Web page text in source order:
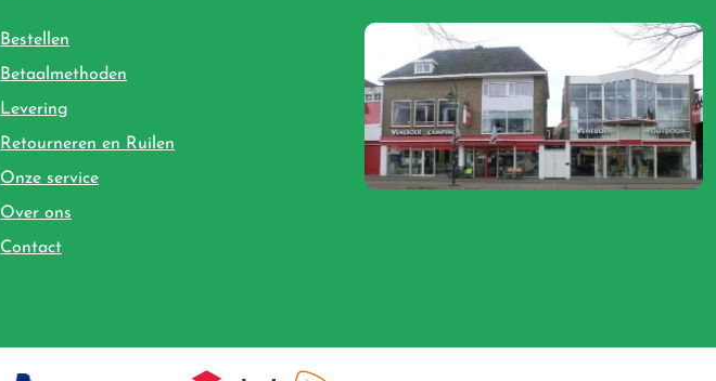
Bestellen
Betaalmethoden
Levering
Retourneren en Ruilen
Onze service
Over ons
Contact